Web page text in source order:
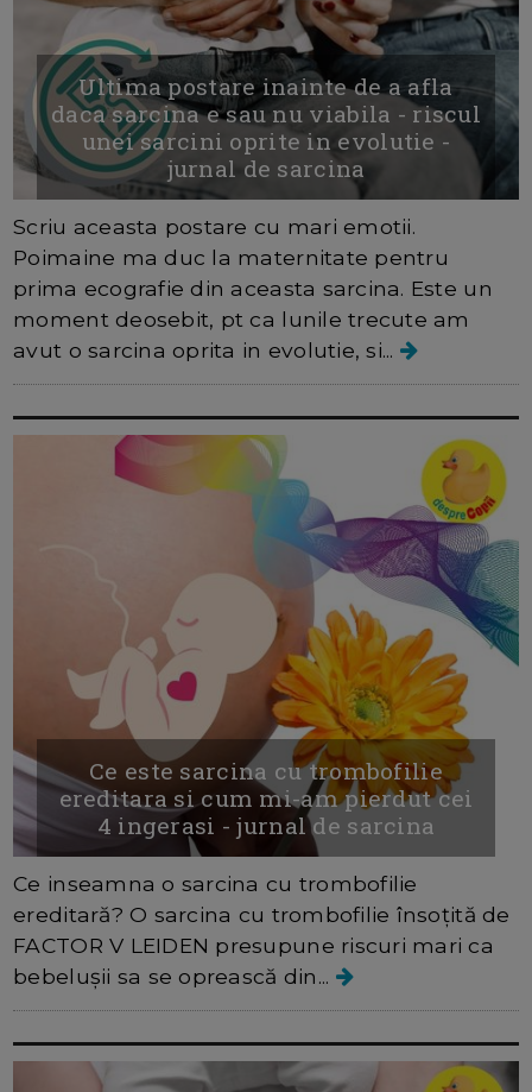
Ultima postare inainte de a afla
daca sarcina e sau nu viabila - riscul
unei sarcini oprite in evolutie -
jurnal de sarcina
Scriu aceasta postare cu mari emotii.
Poimaine ma duc la maternitate pentru
prima ecografie din aceasta sarcina. Este un
moment deosebit, pt ca lunile trecute am
avut o sarcina oprita in evolutie, si...
Ce este sarcina cu trombofilie
ereditara si cum mi-am pierdut cei
4 ingerasi - jurnal de sarcina
Ce inseamna o sarcina cu trombofilie
ereditară? O sarcina cu trombofilie însoțită de
FACTOR V LEIDEN presupune riscuri mari ca
bebelușii sa se oprească din...